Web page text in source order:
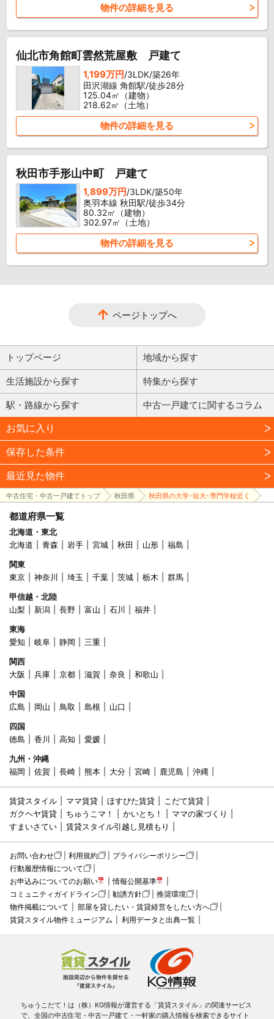
物件の詳細を見る
仙北市角館町雲然荒屋敷 戸建て
1,199万円/3LDK/築26年
田沢湖線 角館駅/徒歩28分
125.04㎡（建物）
218.62㎡（土地）
物件の詳細を見る
秋田市手形山中町 戸建て
1,899万円/3LDK/築50年
奥羽本線 秋田駅/徒歩34分
80.32㎡（建物）
302.97㎡（土地）
物件の詳細を見る
ページトップへ
トップページ 地域から探す
生活施設から探す 特集から探す
駅・路線から探す 中古一戸建てに関するコラム
お気に入り
保存した条件
最近見た物件
中古住宅・中古一戸建てトップ 秋田県 秋田県の大学･短大･専門学校近く
都道府県一覧
北海道・東北
北海道
青森 岩手 宮城 秋田 山形
福島
関東
東京
神奈川 埼玉 千葉 茨城 栃木
群馬
甲信越・北陸
山梨
新潟 長野 富山 石川
福井
東海
愛知
岐阜 静岡
三重
関西
大阪
兵庫 京都 滋賀 奈良
和歌山
中国
広島
岡山 鳥取 島根
山口
四国
徳島
香川 高知
愛媛
九州・沖縄
福岡
佐賀 長崎 熊本 大分 宮崎 鹿児島 沖縄
賃貸スタイル ママ賃貸 ほすぴた賃貸
こだて賃貸
ガクヘヤ賃貸
ちゅうこマ！ かいとち！
ママの家づくり
すまいさてい
賃貸スタイル引越し見積もり
お問い合わせ 利用規約
プライバシーポリシー
行動履歴情報について
お申込みについてのお願い
情報公開基準
コミュニティガイドライン
勧誘方針
推奨環境
物件掲載について
部屋を貸したい・賃貸経営をしたい方へ
賃貸スタイル物件ミュージアム
利用データと出典一覧
ちゅうこだて！は（株）KG情報が運営する「賃貸スタイル」の関連サービス
で、全国の中古住宅・中古一戸建て・一軒家の購入情報を検索できるサイト